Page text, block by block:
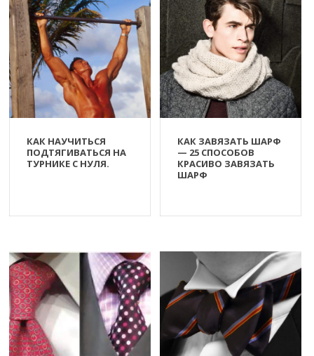
КАК НАУЧИТЬСЯ
ПОДТЯГИВАТЬСЯ НА
ТУРНИКЕ С НУЛЯ.
КАК ЗАВЯЗАТЬ ШАРФ
— 25 СПОСОБОВ
КРАСИВО ЗАВЯЗАТЬ
ШАРФ